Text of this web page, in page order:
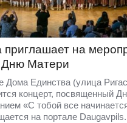
на
Матери
Дома Единства (улица
концерт, посвященный
«С тобой все
на портале